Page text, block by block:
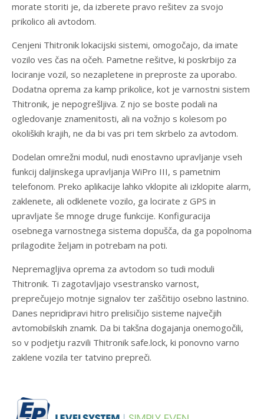
morate storiti je, da izberete pravo rešitev za svojo
prikolico ali avtodom.
Cenjeni Thitronik lokacijski sistemi, omogočajo, da imate
vozilo ves čas na očeh. Pametne rešitve, ki poskrbijo za
lociranje vozil, so nezapletene in preproste za uporabo.
Dodatna oprema za kamp prikolice, kot je varnostni sistem
Thitronik, je nepogrešljiva. Z njo se boste podali na
ogledovanje znamenitosti, ali na vožnjo s kolesom po
okoliških krajih, ne da bi vas pri tem skrbelo za avtodom.
Dodelan omrežni modul, nudi enostavno upravljanje vseh
funkcij daljinskega upravljanja WiPro III, s pametnim
telefonom. Preko aplikacije lahko vklopite ali izklopite alarm,
zaklenete, ali odklenete vozilo, ga locirate z GPS in
upravljate še mnoge druge funkcije. Konfiguracija
osebnega varnostnega sistema dopušča, da ga popolnoma
prilagodite željam in potrebam na poti.
Nepremagljiva oprema za avtodom so tudi moduli
Thitronik. Ti zagotavljajo vsestransko varnost,
preprečujejo motnje signalov ter zaščitijo osebno lastnino.
Danes nepridipravi hitro prelisičijo sisteme največjih
avtomobilskih znamk. Da bi takšna dogajanja onemogočili,
so v podjetju razvili Thitronik safe.lock, ki ponovno varno
zaklene vozila ter tatvino prepreči.